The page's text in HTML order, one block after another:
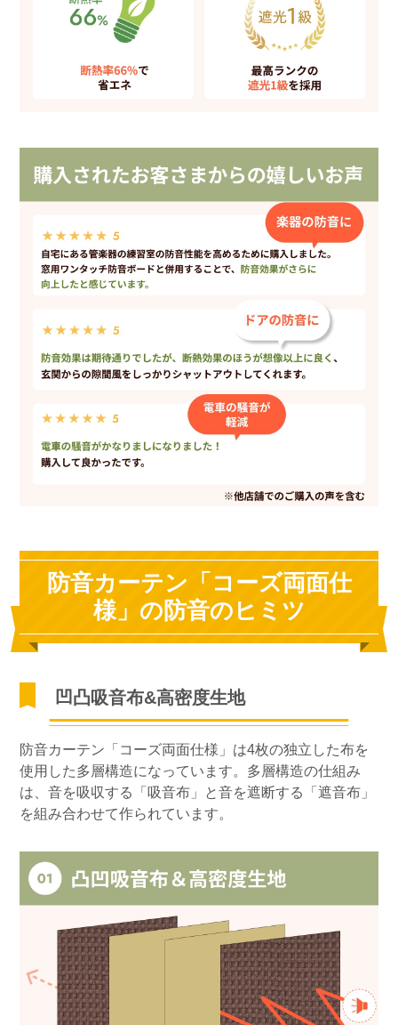
防音カーテン「コーズ両面仕
様」の防音のヒミツ
凹凸吸音布&高密度生地
防音カーテン「コーズ両面仕様」は4枚の独立した布を
使用した多層構造になっています。多層構造の仕組み
は、音を吸収する「吸音布」と音を遮断する「遮音布」
を組み合わせて作られています。